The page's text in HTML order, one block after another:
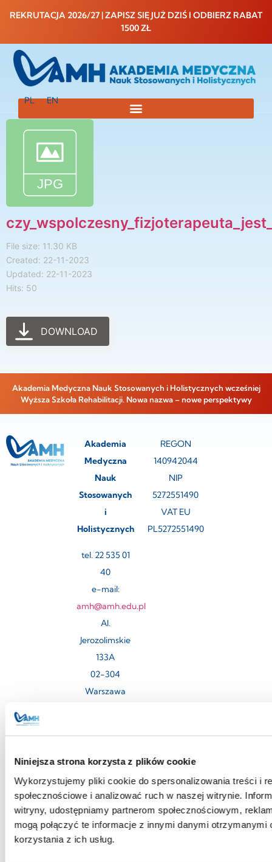
Niniejsza strona korzysta z plików cookie
Wykorzystujemy pliki cookie do spersonalizowania treści i
społecznościowe i analizować ruch w naszej witrynie.
witryny, udostępniamy partnerom społecznościowym,
mogą połączyć te informacje z innymi danymi
korzystania z ich usług.
treści
REKRUTACJA 2026/27 | ZAPISZ SIĘ JUŻ DZIŚ I ODBIERZ RABAT
1500 ZŁ
PL EN
File size: 11.30 KB
Created: 22-11-2023
Updated: 22-11-2023
Hits: 50
DOWNLOAD
Akademia Medyczna Nauk Stosowanych i Holistycznych wcześniej
Wyższa Szkoła Rehabilitacji. Nowa nazwa – nowe perspektywy
Akademia
Medyczna
Nauk
Stosowanych
i
Holistycznych
tel. 22 535 01
40
e-mail:
amh@amh.edu.pl
Al.
Jerozolimskie
133A
02-304
Warszawa
Studiów
45
bos@amh.edu.pl
Rekrutacja
tel. 22 535 01
49
REGON
140942044
NIP
5272551490
VAT EU
PL5272551490